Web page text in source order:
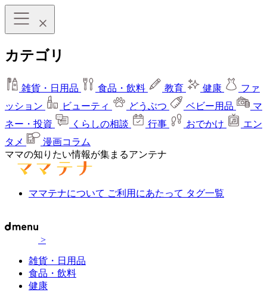
カテゴリ
雑貨・日用品 食品・飲料 教育 健康
ファ
ッション
ビューティ どうぶつ ベビー用品
マ
ネー・投資
くらしの相談 行事 おでかけ
エン
タメ
漫画コラム
ママの知りたい情報が集まるアンテナ
ママテナについて ご利用にあたって タグ一覧
>
雑貨・日用品
食品・飲料
健康